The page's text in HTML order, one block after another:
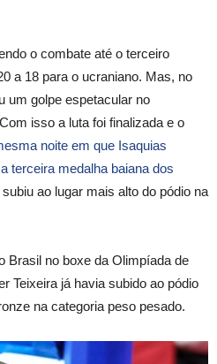
o combate até o terceiro
a 18 para o ucraniano. Mas, no
um golpe espetacular no
isso a luta foi finalizada e o
noite em que Isaquias
terceira medalha baiana dos
ao lugar mais alto do pódio na
Brasil no boxe da Olimpíada de
Teixeira já havia subido ao pódio
na categoria peso pesado.